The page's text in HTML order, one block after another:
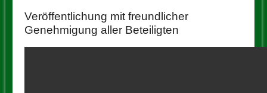
Veröffentlichung mit freundlicher
Genehmigung aller Beteiligten